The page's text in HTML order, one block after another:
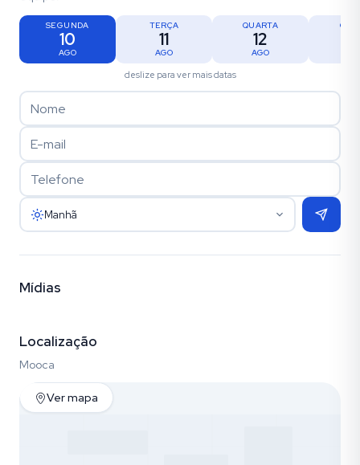
SEGUNDA
10
AGO
TERÇA
11
AGO
QUARTA
12
AGO
deslize para ver mais datas
Manhã
Mídias
Localização
Mooca
Ver mapa